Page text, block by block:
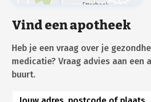
Vind een apotheek
Heb je een vraag over je
medicatie? Vraag advies aan een
buurt.